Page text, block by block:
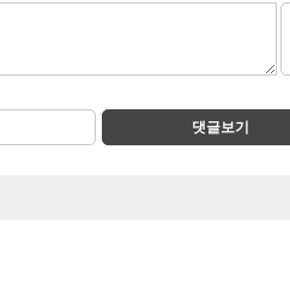
댓글보기